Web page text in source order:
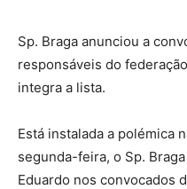
Sp. Braga anunciou a
responsáveis do
integra a lista.
Está instalada a polémica
segunda-feira, o Sp.
Eduardo nos convocados